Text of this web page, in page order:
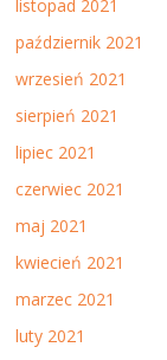
listopad 2021
październik 2021
wrzesień 2021
sierpień 2021
lipiec 2021
czerwiec 2021
maj 2021
kwiecień 2021
marzec 2021
luty 2021